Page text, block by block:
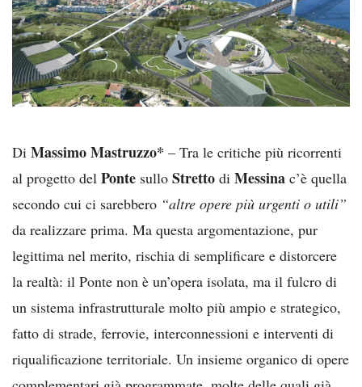
Di Massimo Mastruzzo* – Tra le critiche più ricorrenti
al progetto del Ponte sullo Stretto di Messina c’è quella
secondo cui ci sarebbero “altre opere più urgenti o utili”
da realizzare prima. Ma questa argomentazione, pur
legittima nel merito, rischia di semplificare e distorcere
la realtà: il Ponte non è un’opera isolata, ma il fulcro di
un sistema infrastrutturale molto più ampio e strategico,
fatto di strade, ferrovie, interconnessioni e interventi di
riqualificazione territoriale. Un insieme organico di opere